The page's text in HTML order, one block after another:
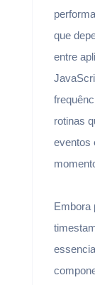
que
entre
rotinas
eventos
Embora